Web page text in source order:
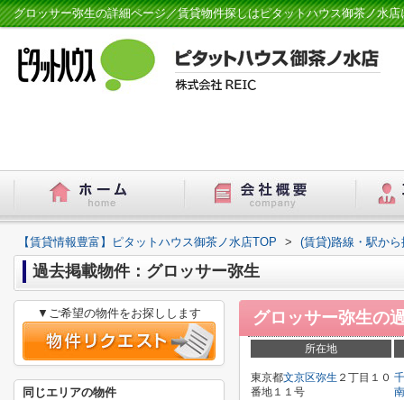
グロッサー弥生の詳細ページ／賃貸物件探しはピタットハウス御茶ノ水店
【賃貸情報豊富】ピタットハウス御茶ノ水店TOP > (賃貸)路線・駅から
過去掲載物件：グロッサー弥生
グロッサー弥生の
所在地
東京都文京区弥生 ２丁目１０
番地１１号
▼ご希望の物件をお探しします
同じエリアの物件